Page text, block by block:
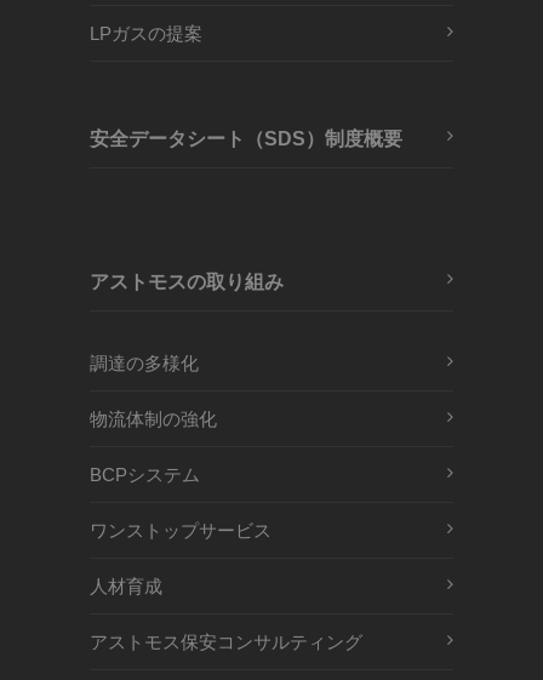
LPガスの提案
安全データシート（SDS）制度概要
アストモスの取り組み
調達の多様化
物流体制の強化
BCPシステム
ワンストップサービス
人材育成
アストモス保安コンサルティング